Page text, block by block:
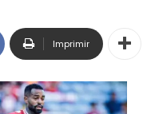
Imprimir